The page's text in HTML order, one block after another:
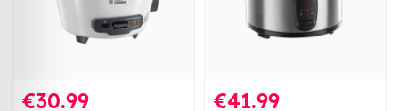
€30.99 €41.99